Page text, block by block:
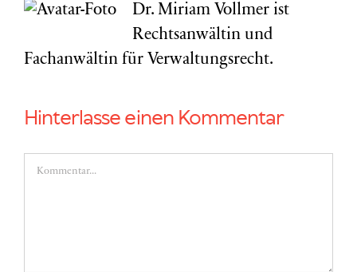
Dr. Miriam Vollmer ist
Rechtsanwältin und
Fachanwältin für Verwaltungsrecht.
Hinterlasse einen Kommentar
Kommentar